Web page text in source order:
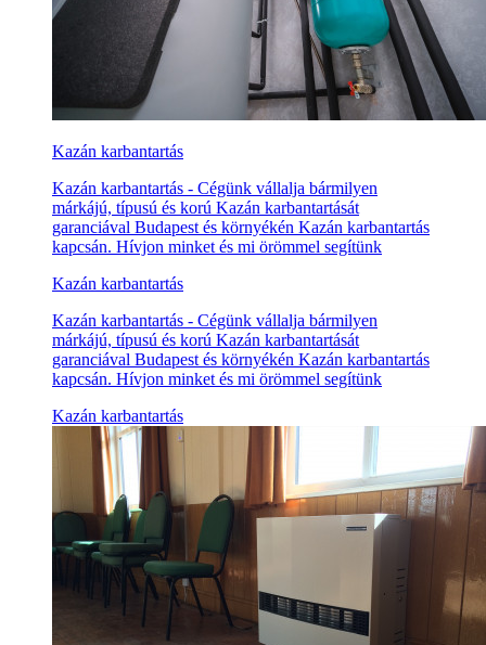
Kazán karbantartás
Kazán karbantartás - Cégünk vállalja bármilyen
márkájú, típusú és korú Kazán karbantartását
garanciával Budapest és környékén Kazán karbantartás
kapcsán. Hívjon minket és mi örömmel segítünk
Kazán karbantartás
Kazán karbantartás - Cégünk vállalja bármilyen
márkájú, típusú és korú Kazán karbantartását
garanciával Budapest és környékén Kazán karbantartás
kapcsán. Hívjon minket és mi örömmel segítünk
Kazán karbantartás